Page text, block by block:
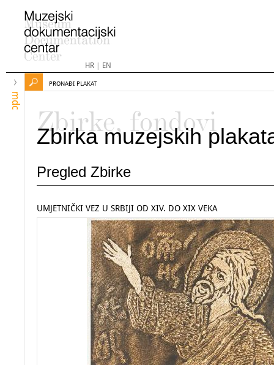
HR| EN
mdc
PRONAĐI PLAKAT
Zbirke, fondovi
Zbirka muzejskih
Pregled Zbirke
UMJETNIČKI VEZ U SRBIJI OD XIV. DO XIX VEKA